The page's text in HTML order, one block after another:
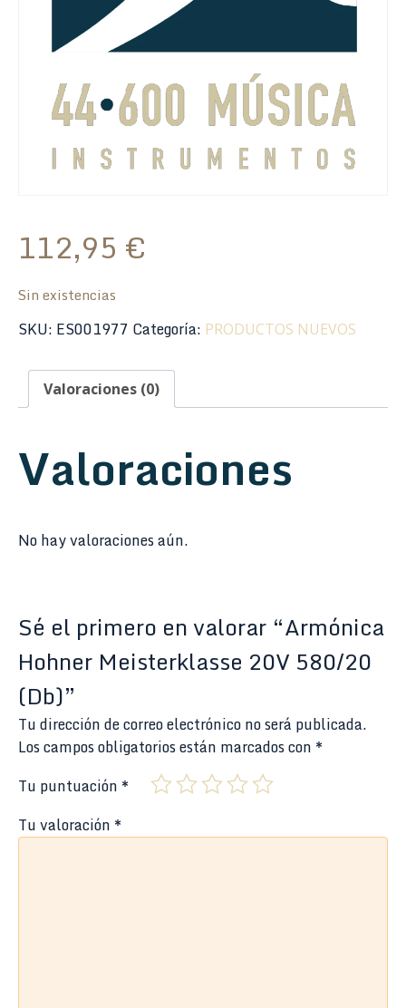
112,95 €
Sin existencias
SKU: ES001977 Categoría: PRODUCTOS NUEVOS
Valoraciones (0)
Valoraciones
No hay valoraciones aún.
Sé el primero en valorar “Armónica
Hohner Meisterklasse 20V 580/20
(Db)”
Tu dirección de correo electrónico no será publicada.
Los campos obligatorios están marcados con *
Tu puntuación *
Tu valoración *